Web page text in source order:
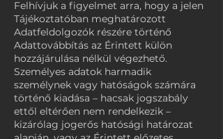
Felhívjuk a figyelmet arra, hogy a jelen
Tájékoztatóban meghatározott
Adatfeldolgozók részére történő
Adattovábbítás az Érintett külön
hozzájárulása nélkül végezhető.
Személyes adatok harmadik
személynek vagy hatóságok számára
történő kiadása – hacsak jogszabály
ettől eltérően nem rendelkezik –
kizárólag jogerős hatósági határozat